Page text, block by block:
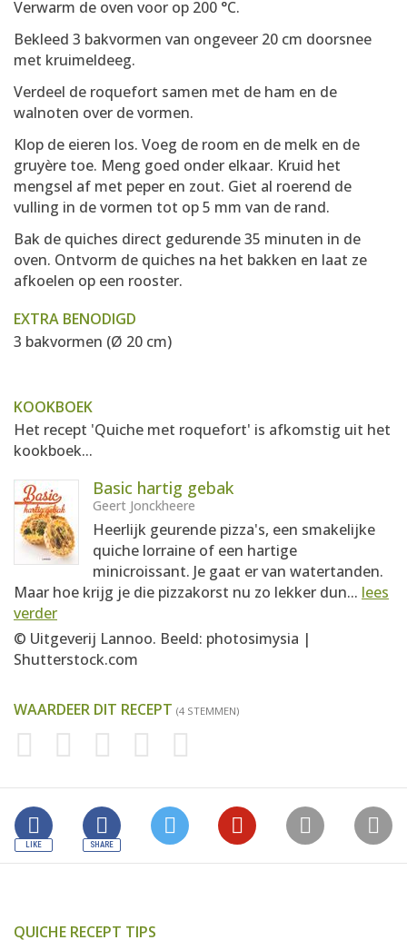
Verwarm de oven voor op 200 °C.
Bekleed 3 bakvormen van ongeveer 20 cm doorsnee
met kruimeldeeg.
Verdeel de roquefort samen met de ham en de
walnoten over de vormen.
Klop de eieren los. Voeg de room en de melk en de
gruyère toe. Meng goed onder elkaar. Kruid het
mengsel af met peper en zout. Giet al roerend de
vulling in de vormen tot op 5 mm van de rand.
Bak de quiches direct gedurende 35 minuten in de
oven. Ontvorm de quiches na het bakken en laat ze
afkoelen op een rooster.
EXTRA BENODIGD
3 bakvormen (Ø 20 cm)
KOOKBOEK
Het recept 'Quiche met roquefort' is afkomstig uit het
kookboek...
Basic hartig gebak
Geert Jonckheere
Heerlijk geurende pizza's, een smakelijke
quiche lorraine of een hartige
minicroissant. Je gaat er van watertanden.
Maar hoe krijg je die pizzakorst nu zo lekker dun... lees
verder
© Uitgeverij Lannoo. Beeld: photosimysia |
Shutterstock.com
WAARDEER DIT RECEPT (4 STEMMEN)
QUICHE RECEPT TIPS